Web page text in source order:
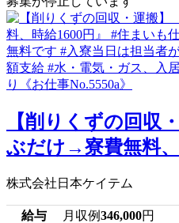
【削りくずの回収
ぶだけ→寮費無料、
株式会社日本ケイテム
給与 月収例346,000円